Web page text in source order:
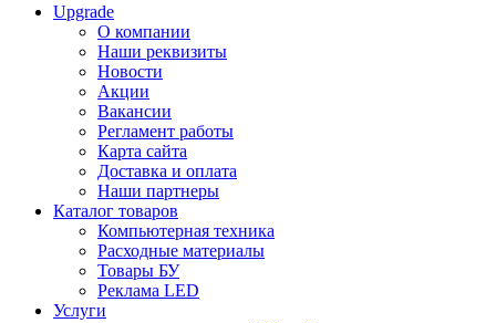
Upgrade
О компании
Наши реквизиты
Новости
Акции
Вакансии
Регламент работы
Карта сайта
Доставка и оплата
Наши партнеры
Каталог товаров
Компьютерная техника
Расходные материалы
Товары БУ
Реклама LED
Услуги